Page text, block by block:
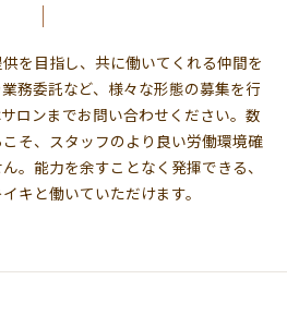
を目指し、共に働いてくれる仲間を
務委託など、様々な形態の募集を行
ロンまでお問い合わせください。数
そ、スタッフのより良い労働環境確
。能力を余すことなく発揮できる、
キと働いていただけます。